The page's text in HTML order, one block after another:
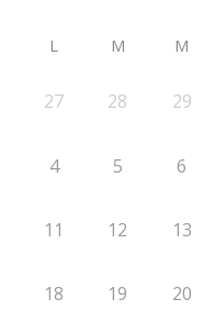
L M M
27 28 29
4 5 6
11 12 13
18 19 20